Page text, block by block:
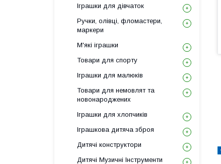
Іграшки для дівчаток
Ручки, олівці, фломастери,
маркери
М'які іграшки
Товари для спорту
Іграшки для малюків
Товари для немовлят та
новонароджених
Іграшки для хлопчиків
Іграшкова дитяча зброя
Дитячі конструктори
Дитячі Музичні Інструменти